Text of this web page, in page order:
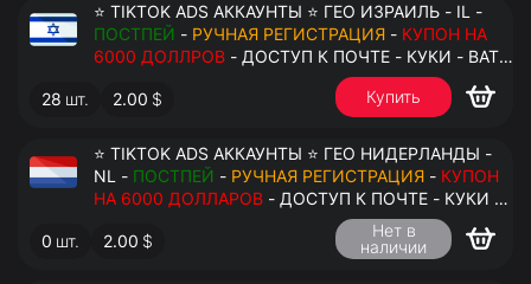
⭐ TIKTOK ADS АККАУНТЫ ⭐ ГЕО ИЗРАИЛЬ - IL -
ПОСТПЕЙ - РУЧНАЯ РЕГИСТРАЦИЯ - КУПОН НА
6000 ДОЛЛРОВ
ЗАПОЛНЕН - ПЕРЕДАЧА В АНТИДЕТЕКТ
28 шт. 2.00 $ Купить
⭐ TIKTOK ADS АККАУНТЫ ⭐ ГЕО НИДЕРЛАНДЫ -
NL - ПОСТПЕЙ - РУЧНАЯ РЕГИСТРАЦИЯ - КУПОН
НА 6000 ДОЛЛАРОВ - ДОСТУП К ПОЧТЕ - КУКИ -
ВАТ ЗАПОЛНЕН - ПЕРЕДАЧА В АНТИДЕТЕКТ
0 шт. 2.00 $
Нет в
наличии